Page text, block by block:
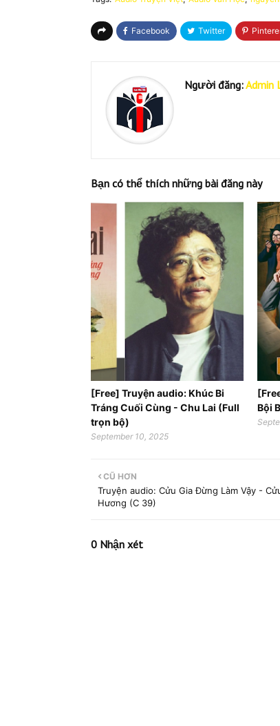
Người đăng:Admin
Bạn có thể thích những bài đăng này
[Free] Truyện audio: Khúc Bi
Tráng Cuối Cùng - Chu Lai (Full
trọn bộ)
September 10, 2025
Bội
CŨ HƠN
Truyện audio: Cửu Gia Đừng Làm Vậy -
Hương (C 39)
0 Nhận xét